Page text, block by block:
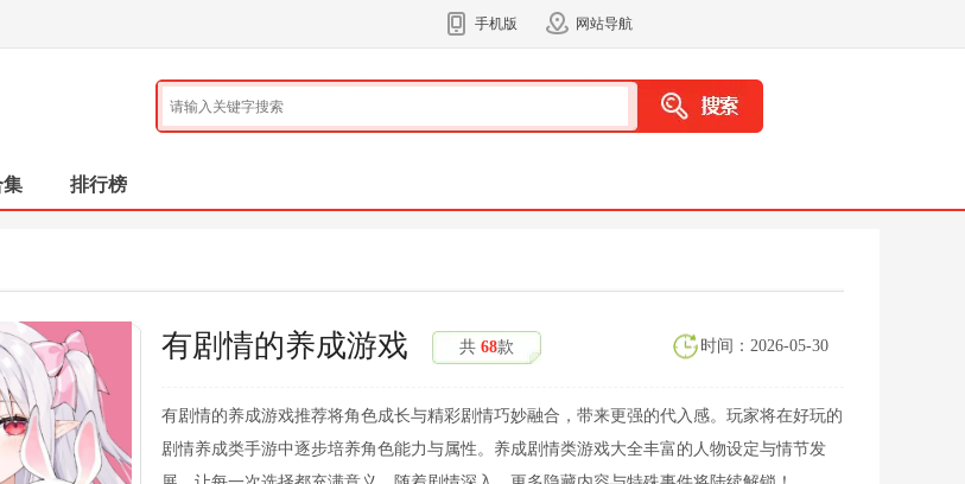
手机版 网站导航
集 排行榜
有剧情的养成游戏 共 68款 时间：2026-05-30
有剧情的养成游戏推荐将角色成长与精彩剧情巧妙融合，带来更强的代入感。玩家将在好玩的
剧情养成类手游中逐步培养角色能力与属性。养成剧情类游戏大全丰富的人物设定与情节发